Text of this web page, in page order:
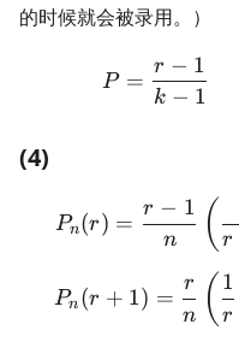
的时候就会被录用。）
P =
k − 1
r − 1
(4)
Pn(r) =
n
r − 1 ( r
Pn (r + 1) =
n
r ( r
1